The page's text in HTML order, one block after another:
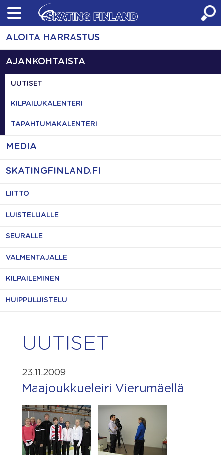
Skip
content
ALOITA HARRASTUS
AJANKOHTAISTA
UUTISET
KILPAILUKALENTERI
TAPAHTUMAKALENTERI
MEDIA
SKATINGFINLAND.FI
LIITTO
LUISTELIJALLE
SEURALLE
VALMENTAJALLE
KILPAILEMINEN
HUIPPULUISTELU
UUTISET
23.11.2009
Maajoukkueleiri Vierumäellä